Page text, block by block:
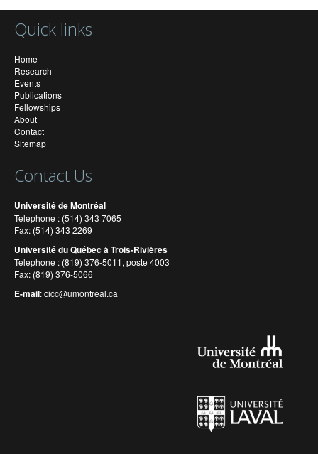
Quick links
Home
Research
Events
Publications
Fellowships
About
Contact
Sitemap
Contact Us
Université de Montréal
Telephone : (514) 343 7065
Fax: (514) 343 2269
Université du Québec à Trois-Rivières
Telephone : (819) 376-5011, poste 4003
Fax: (819) 376-5066
E-mail:cicc@umontreal.ca